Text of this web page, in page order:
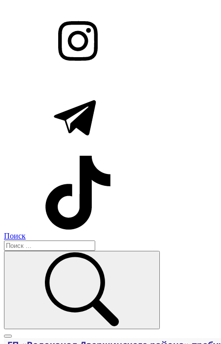
Поиск